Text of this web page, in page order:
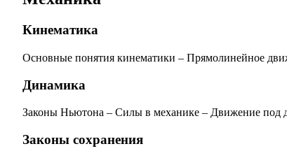
Кинематика
Основные понятия кинематики – Прямолинейное
Динамика
Законы Ньютона – Силы в механике – Движение под
Законы сохранения